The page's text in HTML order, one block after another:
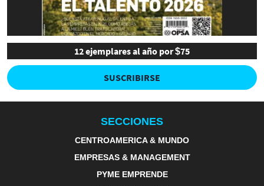
12 ejemplares al año por $75
SUSCRIBIRSE
SECCIONES
CENTROAMERICA & MUNDO
EMPRESAS & MANAGEMENT
PYME EMPRENDE